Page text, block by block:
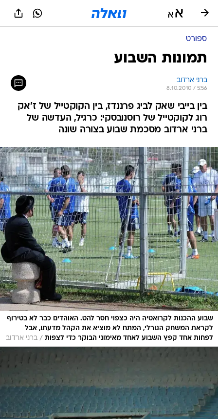
ספורט
תמונות השבוע
ברני ארדוב
8.10.2010 / 5:56
בין בייבי שאק לביג פרננדז, בין הקוקטייל של ז'אק
רוג לקוקטייל של רוסנובסקי: כרגיל, העדשה של
ברני ארדוב מסכמת שבוע בצורה שונה
שבוע ההכנות לקרואטיה היה כצפוי חסר להט. האוהדים כבר לא בטירוף
לקראת המשחק הגורלי, המתח לא מוציא את הקהל מדעתו, אבל
לפחות אחד קפץ השבוע לאחד מאימוני הבוקר כדי לצפות / ברני ארדוב